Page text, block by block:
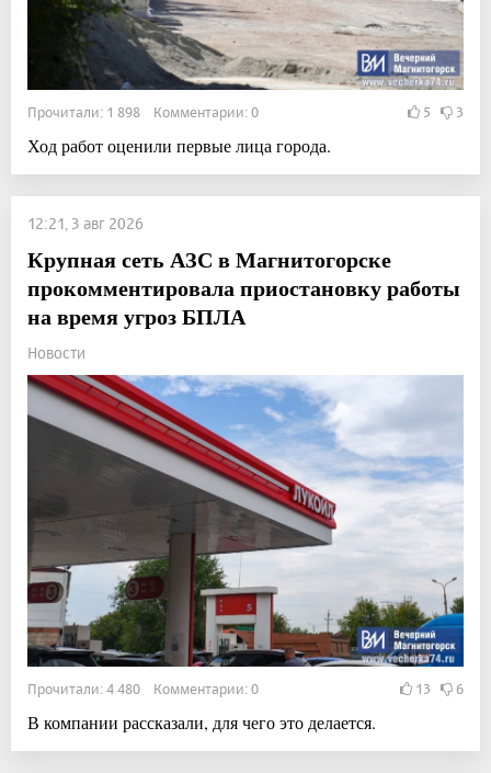
Прочитали: 1 898 Комментарии: 0 5 3
Ход работ оценили первые лица города.
12:21, 3 авг 2026
Крупная сеть АЗС в Магнитогорске
прокомментировала приостановку работы
на время угроз БПЛА
Новости
Прочитали: 4 480 Комментарии: 0 13 6
В компании рассказали, для чего это делается.